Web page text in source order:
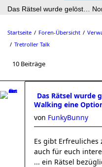
Das Rätsel wurde gelöst…
Startseite Foren-Übersicht
Tretroller Talk
10 Beiträge
Das Rätsel wurde
Walking eine
von FunkyBunny
Es gibt
auch für euch
... ein Rätsel